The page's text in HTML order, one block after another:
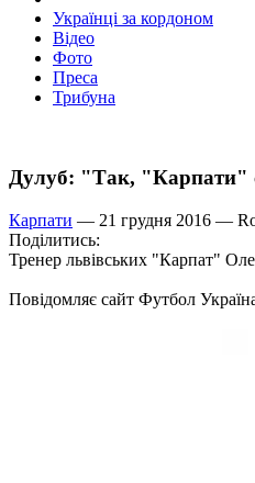
Українці за кордоном
Відео
Фото
Преса
Трибуна
Дулуб: "Так, "Карпати"
Карпати — 21 грудня 2016 —
Поділитись:
Тренер львівських "Карпат"
Повідомляє сайт Футбол